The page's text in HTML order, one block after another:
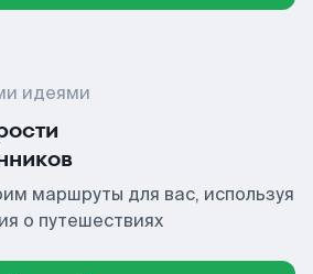
идеями
маршруты для вас, используя
о путешествиях